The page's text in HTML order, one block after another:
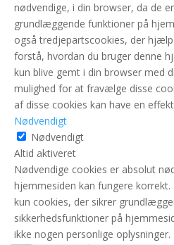
nødvendige, i din browser, da de
grundlæggende funktioner på
også tredjepartscookies, der
forstå, hvordan du bruger denne
kun blive gemt i din browser med
mulighed for at fravælge disse
af disse cookies kan have en
Nødvendigt
Nødvendigt
Altid aktiveret
Nødvendige cookies er absolut
hjemmesiden kan fungere
kun cookies, der sikrer
sikkerhedsfunktioner på
ikke nogen personlige oplysninger.